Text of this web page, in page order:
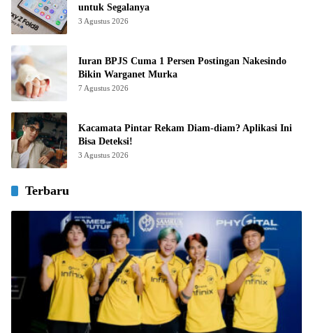
untuk Segalanya
3 Agustus 2026
Iuran BPJS Cuma 1 Persen Postingan Nakesindo
Bikin Warganet Murka
7 Agustus 2026
Kacamata Pintar Rekam Diam-diam? Aplikasi Ini
Bisa Deteksi!
3 Agustus 2026
Terbaru